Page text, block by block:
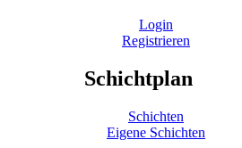
Login
Registrieren
Schichtplan
Schichten
Eigene Schichten